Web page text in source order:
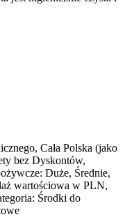
Cała Polska (jako
bez Dyskontów,
Duże, Średnie,
wartościowa w PLN,
Środki do